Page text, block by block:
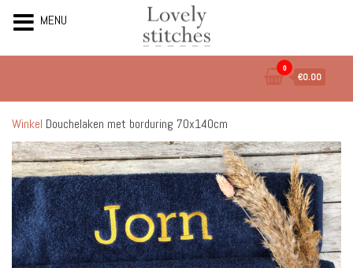
de
inhoud
0
€0.00
Winkel Douchelaken met borduring 70x140cm
MENU